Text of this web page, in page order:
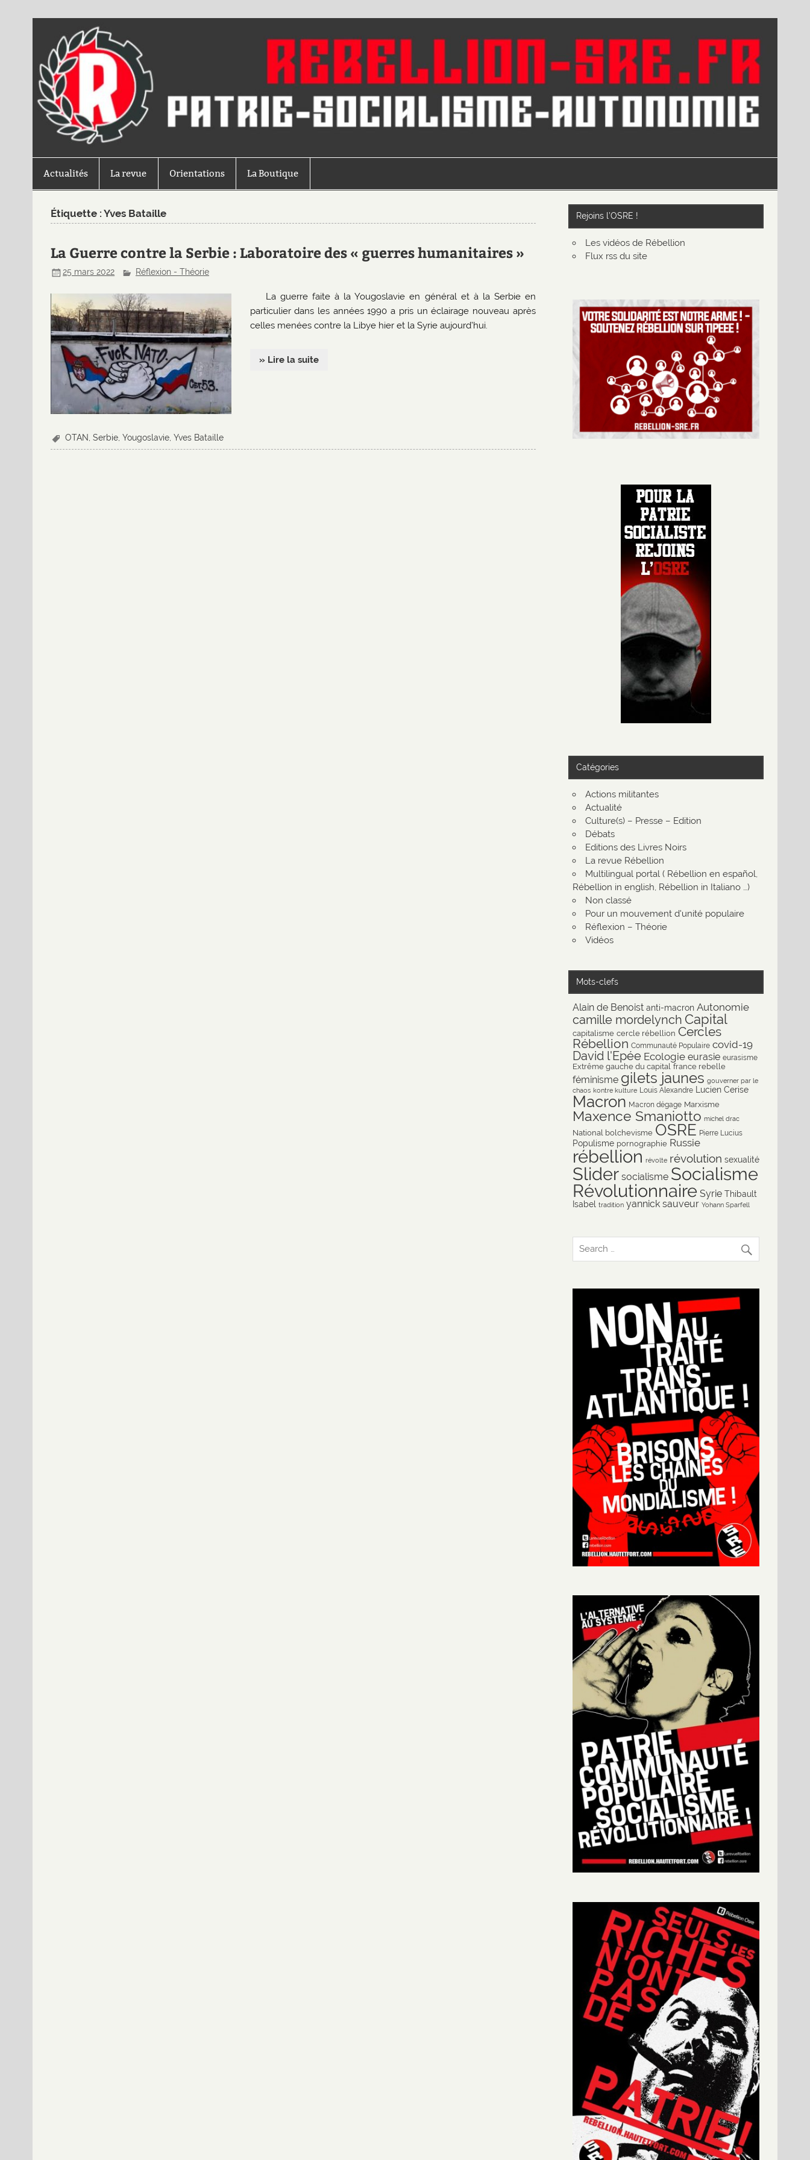
Actualités La revue Orientations La Boutique
Étiquette :Yves Bataille
La Guerre contre la Serbie : Laboratoire des « guerres humanitaires »
25 mars 2022 Réflexion - Théorie
La guerre faite à la Yougoslavie en général et à la Serbie en
particulier dans les années 1990 a pris un éclairage nouveau après
celles menées contre la Libye hier et la Syrie aujourd’hui.
» Lire la suite
OTAN ,Serbie ,Yougoslavie ,Yves Bataille
Rejoins l’OSRE !
Les vidéos de Rébellion
Flux rss du site
Catégories
Actions militantes
Actualité
Culture(s) – Presse – Edition
Débats
Editions des Livres Noirs
La revue Rébellion
Multilingual portal ( Rébellion en español,
Rébellion in english, Rébellion in Italiano …)
Non classé
Pour un mouvement d'unité populaire
Réflexion – Théorie
Vidéos
Mots-clefs
Alain de Benoist anti-macron Autonomie
camille mordelynch Capital
capitalisme cercle rébellion Cercles
Rébellion Communauté Populaire covid-19
David l'Epée Ecologie eurasie eurasisme
Extrême gauche du capital france rebelle
féminisme gilets jaunes gouverner par le
chaos kontre kulture Louis Alexandre Lucien Cerise
Macron Macron dégage Marxisme
Maxence Smaniotto michel drac
National bolchevisme OSRE Pierre Lucius
Populisme pornographie Russie
rébellion révolte révolution sexualité
Slider socialisme Socialisme
Révolutionnaire Syrie Thibault
Isabel tradition yannick sauveur Yohann Sparfell